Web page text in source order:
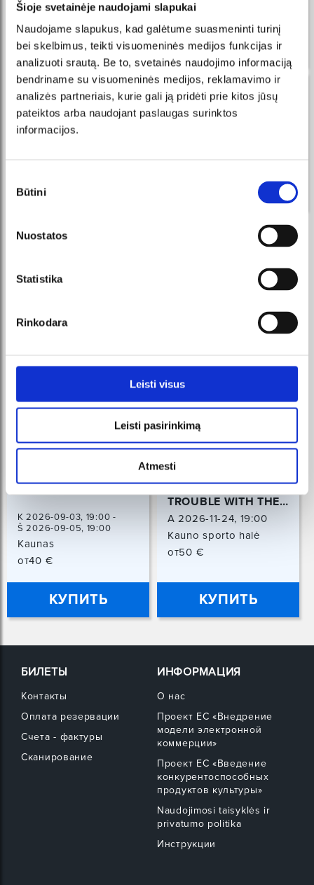
Šioje svetainėje naudojami slapukai
Naudojame slapukus, kad galėtume suasmeninti turinį
bei skelbimus, teikti visuomeninės medijos funkcijas ir
analizuoti srautą. Be to, svetainės naudojimo informaciją
bendriname su visuomeninės medijos, reklamavimo ir
analizės partneriais, kurie gali ją pridėti prie kitos jūsų
pateiktos arba naudojant paslaugas surinktos
informacijos.
pasirinkimas
Būtini
Nuostatos
Statistika
Rinkodara
Leisti visus
Leisti pasirinkimą
Atmesti
Получайте сообщения в
Messenger и приобретайте
билеты прямо у нашего
интеллектуального робота!
ПОДПИСАТЬСЯ
новости по эл. почте
регистрируйтесь и Вы всегда первыми узнаете о
новых мероприятиях и акциях!
Я соглашаюсь с условиями прямого маркетинга.
МЫ РЕКОМЕНДУЕМ
BOTANINĖS NAKTYS
K 2026-09-03, 19:00 -
Š 2026-09-05, 19:00
Kaunas
от40 €
КУПИТЬ
MACY GRAY | THE
TROUBLE WITH THE
TRUTH TOUR
A 2026-11-24, 19:00
Kauno sporto halė
Kaunas
от50 €
КУПИТЬ
БИЛЕТЫ
Контакты
Оплата резервации
Счета - фактуры
Сканирование
ИНФОРМАЦИЯ
О нас
Проект ЕС «Внедрение
модели электронной
коммерции»
Проект ЕС «Введение
конкурентоспособных
продуктов культуры»
Naudojimosi taisyklės ir
privatumo politika
Инструкции